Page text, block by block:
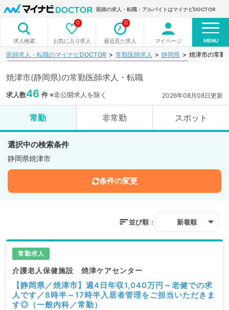
医師の求人・転職・アルバイトはマイナビDOCTOR
求人検索 お気に入り求人
0
最近見た求人
0
マイページ MENU
医師求人・転職のマイナビDOCTOR 常勤医師求人 静岡県 焼津市の常勤
焼津市(静岡県)の常勤医師求人・転職
求人数46 件※非公開求人を除く 2026年08月08日更新
常勤 非常勤 スポット
選択中の検索条件
静岡県焼津市
条件の変更
並び順： 新着順
常勤求人
介護老人保健施設 焼津ケアセンター
【静岡県／焼津市】週4日年収1,040万円～老健での求
人です／8時半～17時半入居者管理をご担当いただきま
す◎（一般内科／常勤）